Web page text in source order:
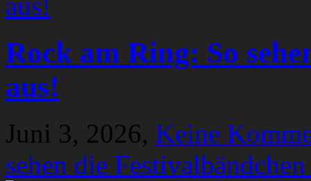
Rock am Ring: So
aus!
Juni 3, 2026, Keine
sehen die